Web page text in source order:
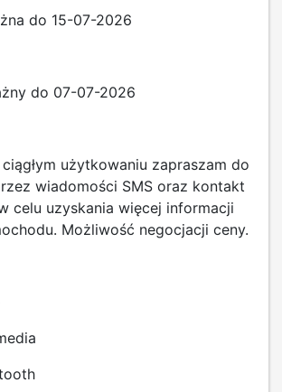
do 15-07-2026
do 07-07-2026
użytkowaniu zapraszam do
wiadomości SMS oraz kontakt
celu uzyskania więcej informacji
Możliwość negocjacji ceny.